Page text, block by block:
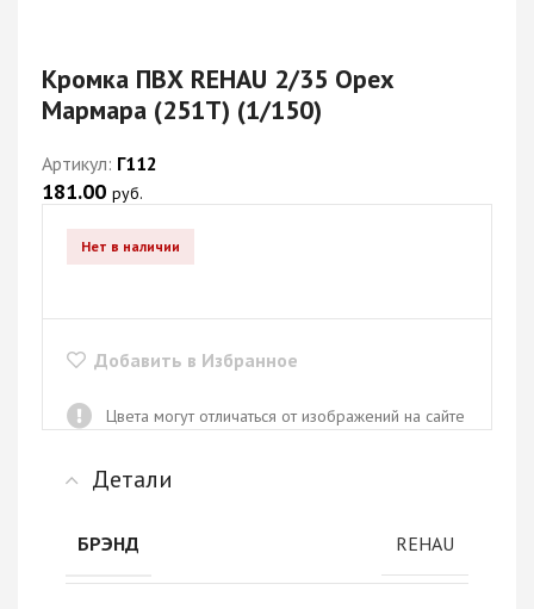
Кромка ПВХ REHAU 2/35 Орех
Мармара (251Т) (1/150)
Артикул: Г112
181.00 руб.
Нет в наличии
Добавить в Избранное
Цвета могут отличаться от изображений на сайте
Детали
БРЭНД REHAU